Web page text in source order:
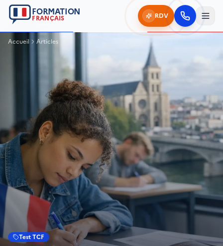
FORMATION
FRANÇAIS RDV
Accueil Articles
Test TCF